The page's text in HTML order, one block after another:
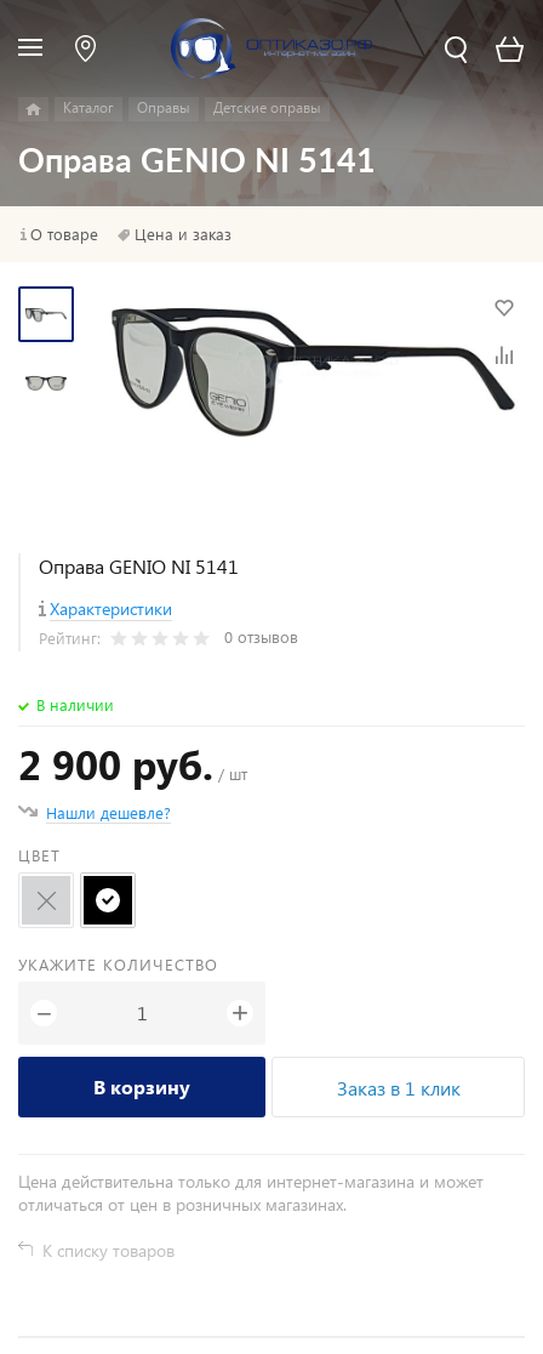
Каталог Оправы Детские оправы
Оправа GENIO NI 5141
О товаре Цена и заказ
Оправа GENIO NI 5141
Характеристики
Рейтинг: 0 отзывов
В наличии
2 900 руб. / шт
Нашли дешевле?
ЦВЕТ
УКАЖИТЕ КОЛИЧЕСТВО
− +
В корзину Заказ в 1 клик
Цена действительна только для интернет-магазина и может
отличаться от цен в розничных магазинах.
К списку товаров